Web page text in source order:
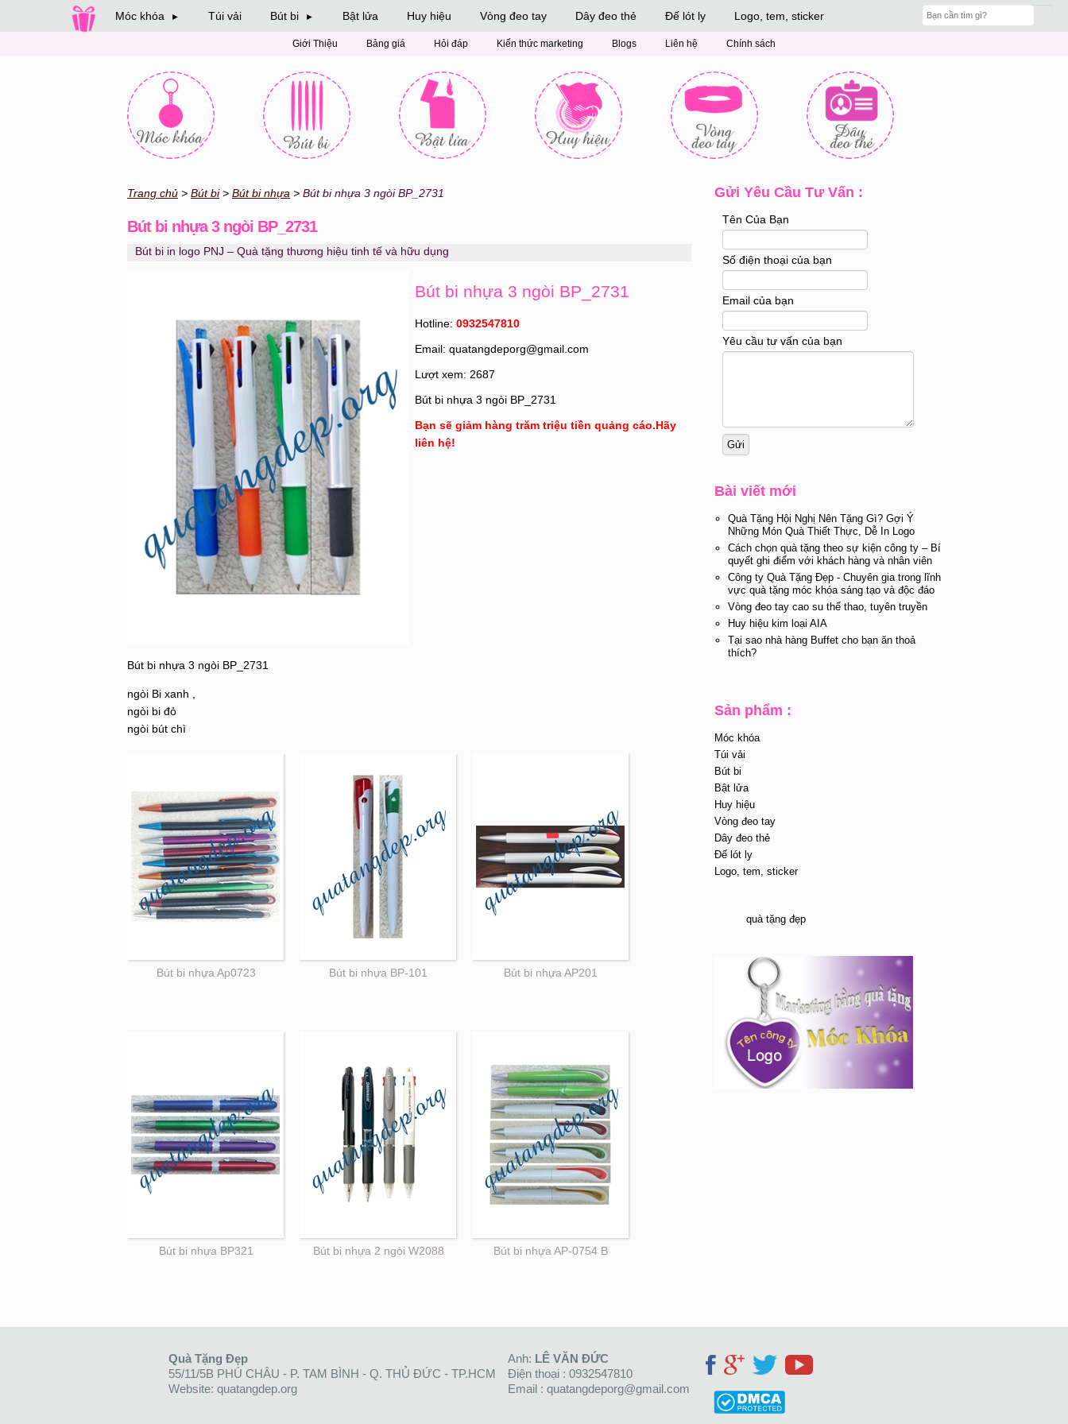
Móc khóa ► Túi vải Bút bi ► Bật lửa Huy hiệu Vòng đeo tay Dây đeo thẻ Đế lót ly Logo, tem, sticker
Giới Thiệu Bảng giá Hỏi đáp Kiến thức marketing Blogs Liên hệ Chính sách
Trang chủ Bút bi Bút bi nhựa Bút bi nhựa 3 ngòi BP_2731
Bút bi nhựa 3 ngòi BP_2731
Bút bi in logo PNJ – Quà tặng thương hiệu tinh tế và hữu dụng
Bút bi nhựa 3 ngòi BP_2731
Hotline:0932547810
Email: quatangdeporg@gmail.com
Lượt xem: 2687
Bút bi nhựa 3 ngòi BP_2731
Bạn sẽ giảm hàng trăm triệu tiền quảng cáo.Hãy
liên hệ!
Bút bi nhựa 3 ngòi BP_2731
ngòi Bi xanh ,
ngòi bi đỏ
ngòi bút chì
Bút bi nhựa Ap0723 Bút bi nhựa BP-101 Bút bi nhựa AP201
Bút bi nhựa BP321 Bút bi nhựa 2 ngòi W2088 Bút bi nhựa AP-0754 B
Gửi Yêu Cầu Tư Vấn :
Tên Của Bạn
Số điện thoại của bạn
Email của bạn
Yêu cầu tư vấn của bạn
Bài viết mới
Quà Tặng Hội Nghị Nên Tặng Gì? Gợi Ý
Những Món Quà Thiết Thực, Dễ In Logo
Cách chọn quà tặng theo sự kiện công ty – Bí
quyết ghi điểm với khách hàng và nhân viên
Công ty Quà Tặng Đẹp - Chuyên gia trong lĩnh
vực quà tặng móc khóa sáng tạo và độc đáo
Vòng đeo tay cao su thể thao, tuyên truyền
Huy hiệu kim loại AIA
Tại sao nhà hàng Buffet cho bạn ăn thoả
thích?
Sản phẩm :
Móc khóa
Túi vải
Bút bi
Bật lửa
Huy hiệu
Vòng đeo tay
Dây đeo thẻ
Đế lót ly
Logo, tem, sticker
quà tặng đẹp
Quà Tặng Đẹp
55/11/5B PHÚ CHÂU - P. TAM BÌNH - Q. THỦ ĐỨC - TP.HCM
Website: quatangdep.org
Anh: LÊ VĂN ĐỨC
Điện thoại : 0932547810
Email : quatangdeporg@gmail.com